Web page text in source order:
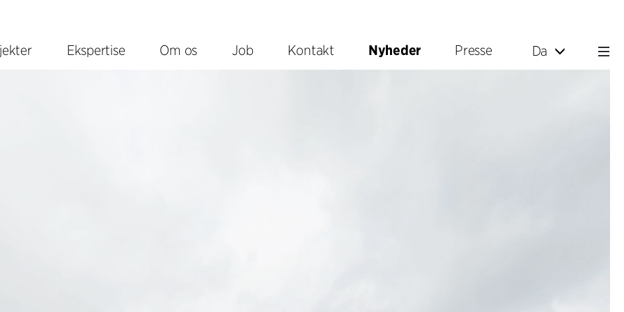
Ekspertise Om os Job Kontakt Nyheder Presse Da